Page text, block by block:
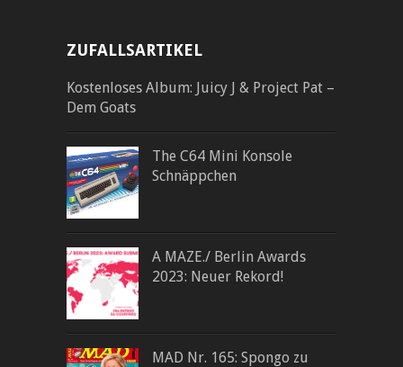
ZUFALLSARTIKEL
Kostenloses Album: Juicy J & Project Pat –
Dem Goats
The C64 Mini Konsole
Schnäppchen
A MAZE./ Berlin Awards
2023: Neuer Rekord!
MAD Nr. 165: Spongo zu